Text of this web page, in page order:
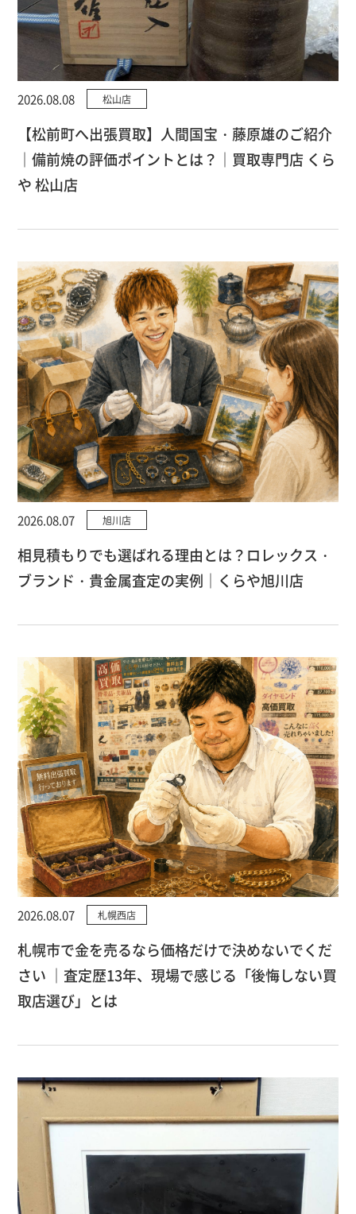
2026.08.08 松山店
【松前町へ出張買取】人間国宝・藤原雄のご紹介
｜備前焼の評価ポイントとは？｜買取専門店 くら
や 松山店
2026.08.07 旭川店
相見積もりでも選ばれる理由とは？ロレックス・
ブランド・貴金属査定の実例｜くらや旭川店
2026.08.07 札幌西店
札幌市で金を売るなら価格だけで決めないでくだ
さい ｜査定歴13年、現場で感じる「後悔しない買
取店選び」とは